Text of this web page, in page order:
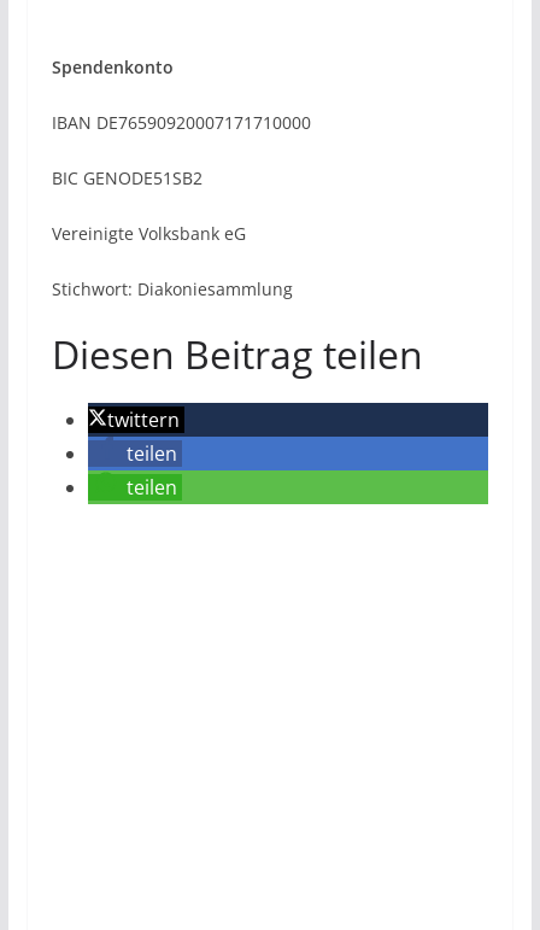
Spendenkonto
IBAN DE76590920007171710000
BIC GENODE51SB2
Vereinigte Volksbank eG
Stichwort: Diakoniesammlung
Diesen Beitrag teilen
twittern
teilen
teilen